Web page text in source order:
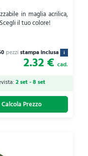
in maglia acrilica,
il tuo colore!
pezzistampa inclusa i
2.32 €cad.
2 set - 8 set
Calcola Prezzo